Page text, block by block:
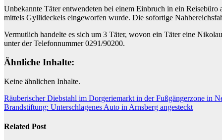
Unbekannte Täter entwendeten bei einem Einbruch in ein
mittels Gyllideckels eingeworfen wurde. Die sofortige
Vermutlich handelte es sich um 3 Täter, wovon ein Täter eine
unter der Telefonnummer 0291/90200.
Ähnliche Inhalte:
Keine ähnlichen Inhalte.
Beitragsnavigation
Räuberischer Diebstahl im Dorgeriemarkt in der Fußgängerzone in
Brandstiftung: Unterschlagenes Auto in Arnsberg angesteckt
Related Post